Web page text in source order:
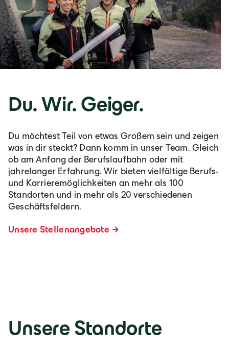
Du. Wir. Geiger.
Du möchtest Teil von etwas Großem sein und zeigen
was in dir steckt? Dann komm in unser Team. Gleich
ob am Anfang der Berufslaufbahn oder mit
jahrelanger Erfahrung. Wir bieten vielfältige Berufs-
und Karrieremöglichkeiten an mehr als 100
Standorten und in mehr als 20 verschiedenen
Geschäftsfeldern.
Unsere Stellenangebote
Unsere Standorte